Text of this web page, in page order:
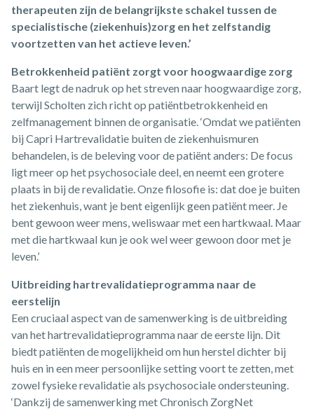
therapeuten zijn de belangrijkste schakel tussen de
specialistische (ziekenhuis)zorg en het zelfstandig
voortzetten van het actieve leven.’
Betrokkenheid patiënt zorgt voor hoogwaardige zorg
Baart legt de nadruk op het streven naar hoogwaardige zorg,
terwijl Scholten zich richt op patiëntbetrokkenheid en
zelfmanagement binnen de organisatie. ‘Omdat we patiënten
bij Capri Hartrevalidatie buiten de ziekenhuismuren
behandelen, is de beleving voor de patiënt anders: De focus
ligt meer op het psychosociale deel, en neemt een grotere
plaats in bij de revalidatie. Onze filosofie is: dat doe je buiten
het ziekenhuis, want je bent eigenlijk geen patiënt meer. Je
bent gewoon weer mens, weliswaar met een hartkwaal. Maar
met die hartkwaal kun je ook wel weer gewoon door met je
leven.’
Uitbreiding hartrevalidatieprogramma naar de
eerstelijn
Een cruciaal aspect van de samenwerking is de uitbreiding
van het hartrevalidatieprogramma naar de eerste lijn. Dit
biedt patiënten de mogelijkheid om hun herstel dichter bij
huis en in een meer persoonlijke setting voort te zetten, met
zowel fysieke revalidatie als psychosociale ondersteuning.
‘Dankzij de samenwerking met Chronisch ZorgNet